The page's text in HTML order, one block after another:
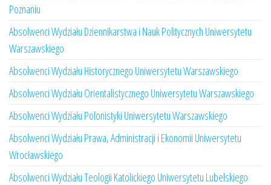
Poznaniu
Absolwenci Wydziału Dziennikarstwa i Nauk Politycznych Uniwersytetu
Warszawskiego
Absolwenci Wydziału Historycznego Uniwersytetu Warszawskiego
Absolwenci Wydziału Orientalistycznego Uniwersytetu Warszawskiego
Absolwenci Wydziału Polonistyki Uniwersytetu Warszawskiego
Absolwenci Wydziału Prawa, Administracji i Ekonomii Uniwersytetu
Wrocławskiego
Absolwenci Wydziału Teologii Katolickiego Uniwersytetu Lubelskiego